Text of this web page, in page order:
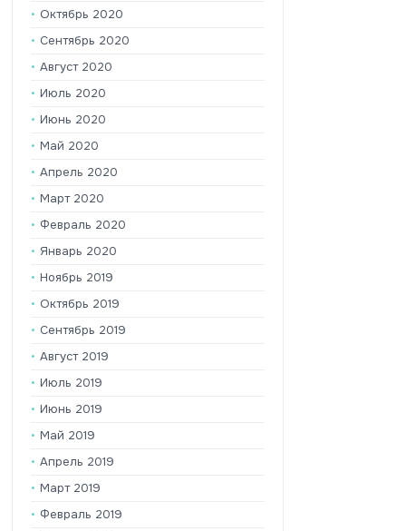
Октябрь 2020
Сентябрь 2020
Август 2020
Июль 2020
Июнь 2020
Май 2020
Апрель 2020
Март 2020
Февраль 2020
Январь 2020
Ноябрь 2019
Октябрь 2019
Сентябрь 2019
Август 2019
Июль 2019
Июнь 2019
Май 2019
Апрель 2019
Март 2019
Февраль 2019